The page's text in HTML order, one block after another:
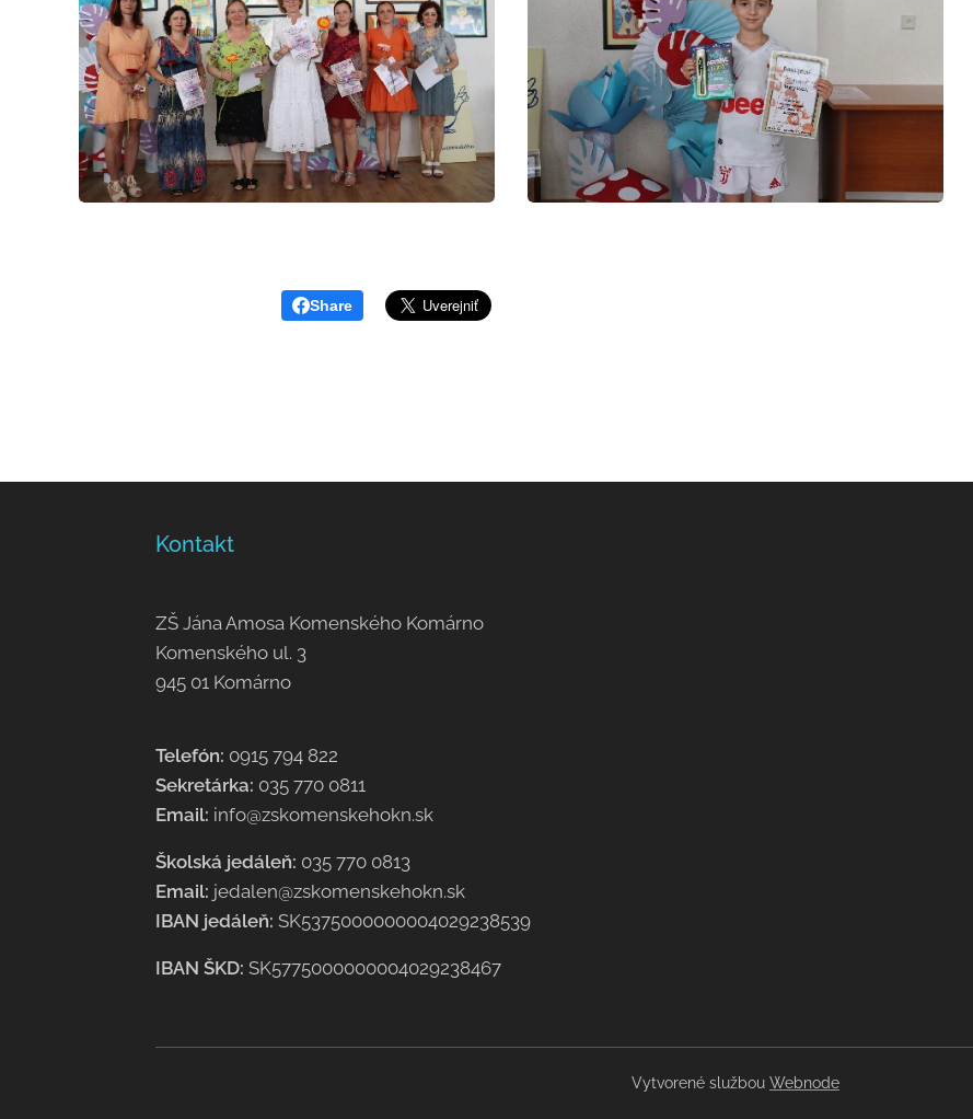
Share
Kontakt
ZŠ Jána Amosa Komenského Komárno
Komenského ul. 3
945 01 Komárno
Telefón: 0915 794 822
Sekretárka: 035 770 0811
Email: info@zskomenskehokn.sk
Školská jedáleň: 035 770 0813
Email: jedalen@zskomenskehokn.sk
IBAN jedáleň: SK5375000000004029238539
IBAN ŠKD: SK5775000000004029238467
Vytvorené službou Webnode